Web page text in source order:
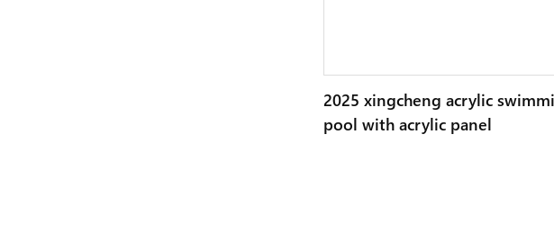
2025 xingcheng acrylic
pool with acrylic panel